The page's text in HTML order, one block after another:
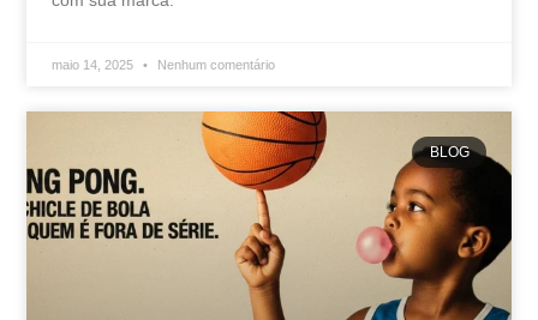
maio 14, 2025 Nenhum comentário
BLOG